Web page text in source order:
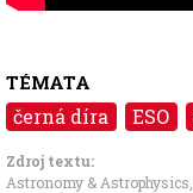
TÉMATA
černá díra ESO
Zdroj textu:
Astronomy & Astrophysics